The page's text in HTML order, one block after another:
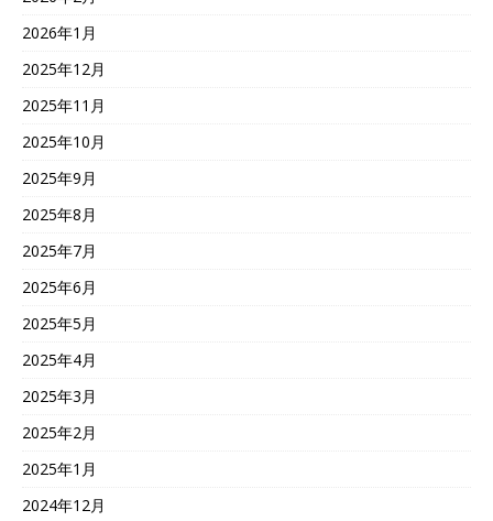
2026年1月
2025年12月
2025年11月
2025年10月
2025年9月
2025年8月
2025年7月
2025年6月
2025年5月
2025年4月
2025年3月
2025年2月
2025年1月
2024年12月